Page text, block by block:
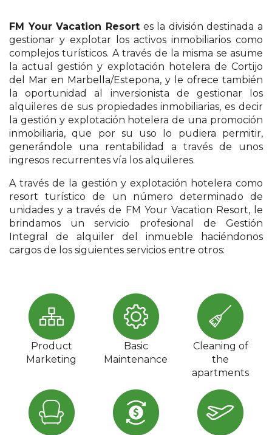
FM Your Vacation Resortes la división destinada a
gestionar y explotar los activos inmobiliarios como
complejos turísticos. A través de la misma se asume
la actual gestión y explotación hotelera de Cortijo
del Mar en Marbella/Estepona, y le ofrece también
la oportunidad al inversionista de gestionar los
alquileres de sus propiedades inmobiliarias, es decir
la gestión y explotación hotelera de una promoción
inmobiliaria, que por su uso lo pudiera permitir,
generándole una rentabilidad a través de unos
ingresos recurrentes vía los alquileres.
A través de la gestión y explotación hotelera como
resort turístico de un número determinado de
unidades y a través de FM Your Vacation Resort, le
brindamos un servicio profesional de Gestión
Integral de alquiler del inmueble haciéndonos
cargos de los siguientes servicios entre otros:
Product
Marketing
Basic
Maintenance
Cleaning of
the
apartments